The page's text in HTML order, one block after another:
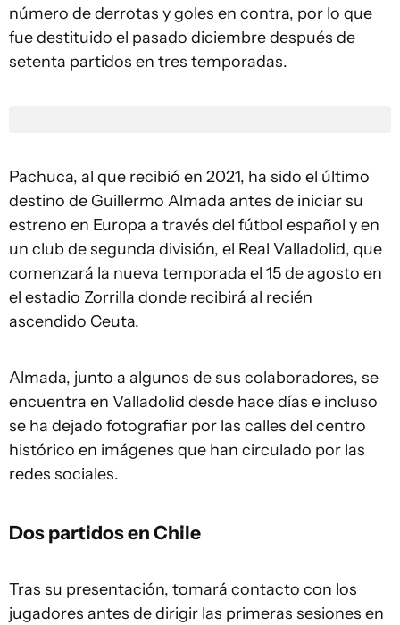
número de derrotas y goles en contra, por lo que
fue destituido el pasado diciembre después de
setenta partidos en tres temporadas.
Pachuca, al que recibió en 2021, ha sido el último
destino de Guillermo Almada antes de iniciar su
estreno en Europa a través del fútbol español y en
un club de segunda división, el Real Valladolid, que
comenzará la nueva temporada el 15 de agosto en
el estadio Zorrilla donde recibirá al recién
ascendido Ceuta.
Almada, junto a algunos de sus colaboradores, se
encuentra en Valladolid desde hace días e incluso
se ha dejado fotografiar por las calles del centro
histórico en imágenes que han circulado por las
redes sociales.
Dos partidos en Chile
Tras su presentación, tomará contacto con los
jugadores antes de dirigir las primeras sesiones en